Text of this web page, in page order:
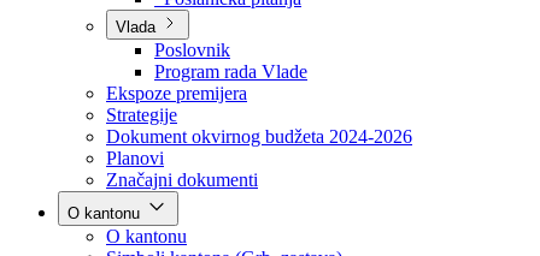
*Odluke
*Zaključci
*Poslanička pitanja
Vlada
Poslovnik
Program rada Vlade
Ekspoze premijera
Strategije
Dokument okvirnog budžeta 2024-2026
Planovi
Značajni dokumenti